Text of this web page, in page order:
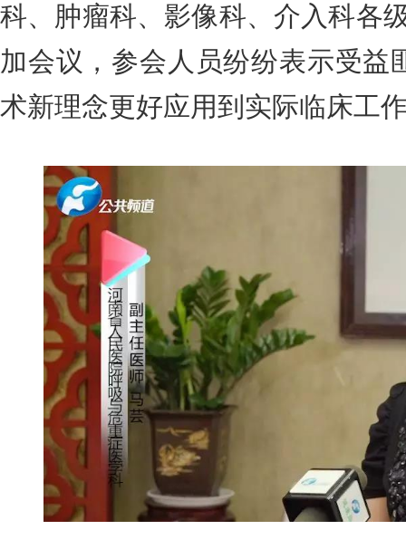
科、肿瘤科、影像科、介入科各
加会议，参会人员纷纷表示受益
术新理念更好应用到实际临床工